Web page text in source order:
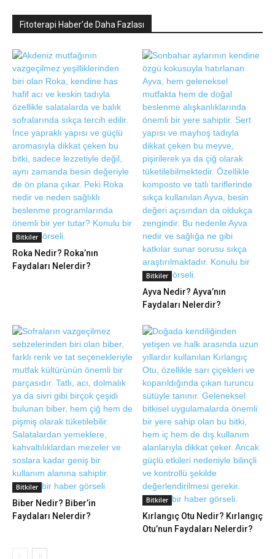
Fitoterapi Haber'de Daha Fazlası
Bitkiler
Roka Nedir? Roka’nın
Faydaları Nelerdir?
Bitkiler
Ayva Nedir? Ayva’nın
Faydaları Nelerdir?
Bitkiler
Biber Nedir? Biber’in
Faydaları Nelerdir?
Bitkiler
Kırlangıç Otu Nedir? Kırlangıç
Otu’nun Faydaları Nelerdir?